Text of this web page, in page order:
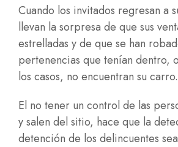
Cuando los invitados regresan a
llevan la sorpresa de que sus
estrelladas y de que se han
pertenencias que tenían dentro,
los casos, no encuentran su carro.
El no tener un control de las
y salen del sitio, hace que la
detención de los delincuentes